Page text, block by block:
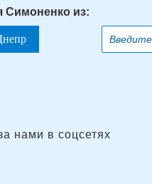
Симоненко из:
нами в соцсетях